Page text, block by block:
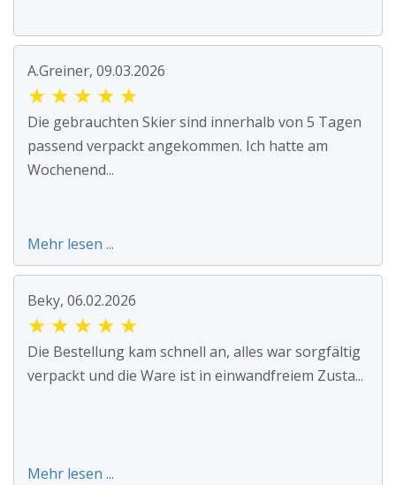
A.Greiner, 09.03.2026
★ ★ ★ ★ ★
Die gebrauchten Skier sind innerhalb von 5 Tagen
passend verpackt angekommen. Ich hatte am
Wochenend...
Mehr lesen ...
Beky, 06.02.2026
★ ★ ★ ★ ★
Die Bestellung kam schnell an, alles war sorgfältig
verpackt und die Ware ist in einwandfreiem Zusta...
Mehr lesen ...